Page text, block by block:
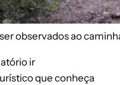
observados ao
ir
que conheça